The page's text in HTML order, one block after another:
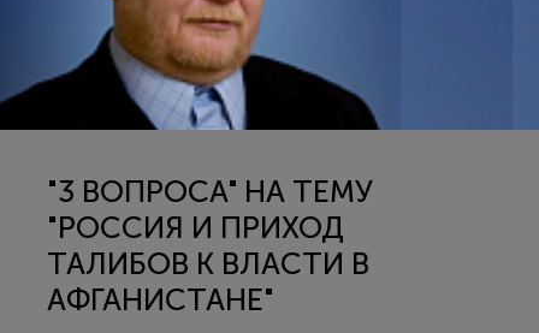
"3 ВОПРОСА" НА ТЕМУ
"РОССИЯ И ПРИХОД
ТАЛИБОВ К ВЛАСТИ В
АФГАНИСТАНЕ"